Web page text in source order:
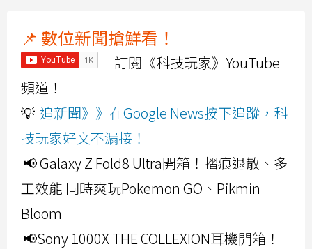
📌 數位新聞搶鮮看！
訂閱《科技玩家》YouTube
頻道！
💡 追新聞》》在Google News按下追蹤，科
技玩家好文不漏接！
📢 Galaxy Z Fold8 Ultra開箱！摺痕退散、多
工效能 同時爽玩Pokemon GO、Pikmin
Bloom
📢Sony 1000X THE COLLEXION耳機開箱！